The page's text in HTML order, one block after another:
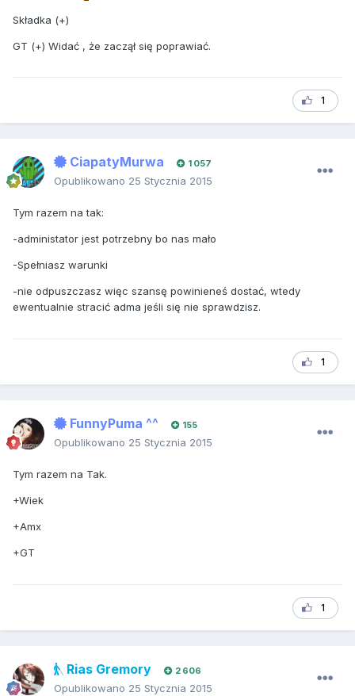
Składka (+)
GT (+) Widać , że zaczął się poprawiać.
1
CiapatyMurwa 1 057
Opublikowano 25 Stycznia 2015
Tym razem na tak:
-administator jest potrzebny bo nas mało
-Spełniasz warunki
-nie odpuszczasz więc szansę powinieneś dostać, wtedy
ewentualnie stracić adma jeśli się nie sprawdzisz.
1
FunnyPuma ^^ 155
Opublikowano 25 Stycznia 2015
Tym razem na Tak.
+Wiek
+Amx
+GT
1
Rias Gremory 2 606
Opublikowano 25 Stycznia 2015